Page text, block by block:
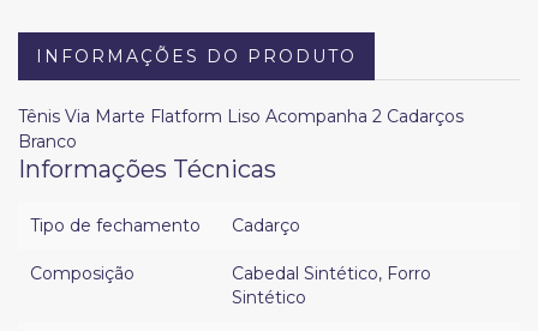
INFORMAÇÕES DO PRODUTO
Tênis Via Marte Flatform Liso Acompanha 2 Cadarços
Branco
Informações Técnicas
Tipo de fechamento Cadarço
Composição Cabedal Sintético, Forro
Sintético